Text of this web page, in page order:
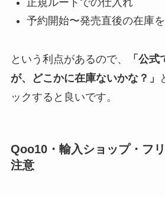
正規ルートでの仕入れ
予約開始〜発売直後の在庫
という利点があるので、
「公
が、どこかに在庫ないかな？」
ックすると良いです。
Qoo10・輸入ショップ・フ
注意